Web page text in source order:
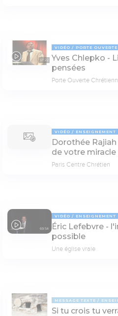
57:22
VIDÉO PORTE
Yves Chlepko -
pensées
Porte Ouverte
VIDÉO ENSEIGNEMENT
Dorothée
de votre miracle
Paris Centre Chrétien
69:54
VIDÉO ENSEIGNEMENT
Éric Lefebvre -
possible
Une église vraie
MESSAGE TEXTE
Si tu crois tu